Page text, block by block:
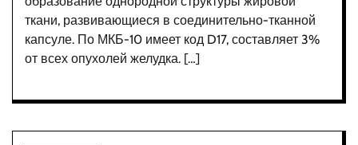
ткани, развивающиеся в соединительно-тканной
капсуле. По МКБ-10 имеет код D17, составляет 3%
от всех опухолей желудка. […]